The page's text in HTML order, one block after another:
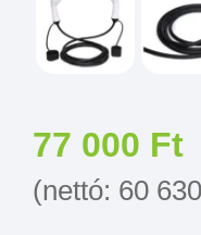
77 000 Ft
(nettó: 60 630